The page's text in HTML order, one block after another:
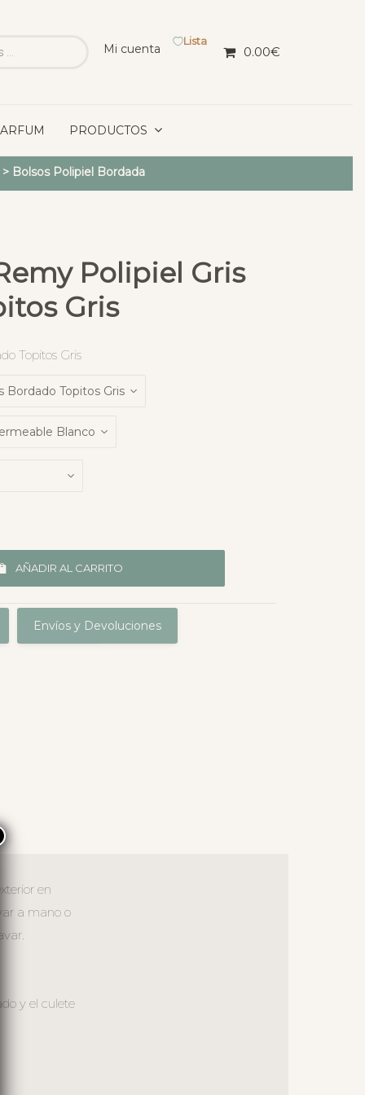
Mi cuenta
Lista
0.00€
PRODUCTOS
Bolsos Polipiel Bordada
Polipiel Gris
Gris
Topitos Gris
AÑADIR AL CARRITO
Envíos y Devoluciones
en
a mano o
y el culete